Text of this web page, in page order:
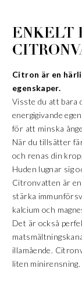
ENKELT
Citron är en
egenskaper.
Visste du att bara
energigivande
för att minska
När du tillsätter
och renas din
Huden lugnar sig
Citronvatten är
stärka
kalcium och
Det är också
illamående.
liten minirensning.